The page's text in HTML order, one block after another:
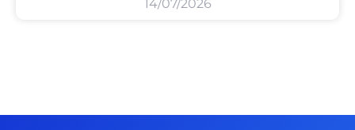
14/07/2026